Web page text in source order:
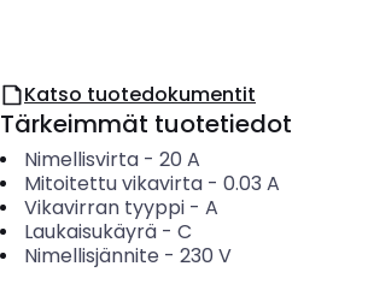
Katso tuotedokumentit
Tärkeimmät tuotetiedot
Nimellisvirta- 20 A
Mitoitettu vikavirta- 0.03 A
Vikavirran tyyppi- A
Laukaisukäyrä- C
Nimellisjännite - 230 V